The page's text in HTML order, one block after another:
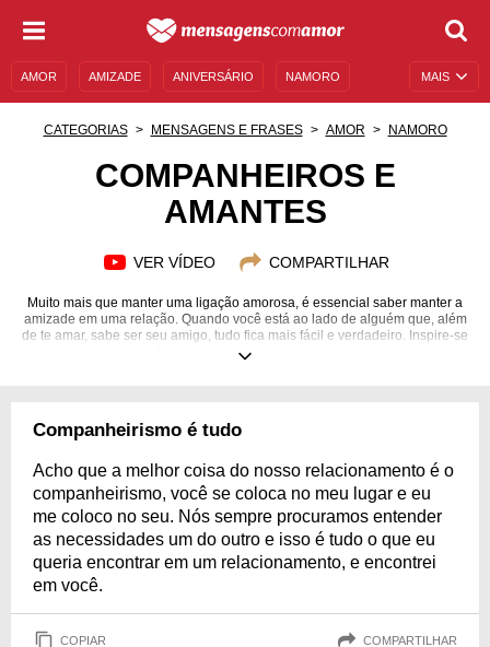
MAIS
AMOR AMIZADE ANIVERSÁRIO NAMORO
MENSAGENS DE ANIVERSÁRIO
CATEGORIAS MENSAGENS E FRASES AMOR NAMORO
COMPANHEIROS E
AMANTES
VER VÍDEO COMPARTILHAR
Muito mais que manter uma ligação amorosa, é essencial saber manter a
amizade em uma relação. Quando você está ao lado de alguém que, além
de te amar, sabe ser seu amigo, tudo fica mais fácil e verdadeiro. Inspire-se
em declarações românticas e expresse todo o seu sentimento pelo seu
Companheirismo é tudo
Acho que a melhor coisa do nosso relacionamento é o
companheirismo, você se coloca no meu lugar e eu
me coloco no seu. Nós sempre procuramos entender
as necessidades um do outro e isso é tudo o que eu
queria encontrar em um relacionamento, e encontrei
em você.
COPIAR COMPARTILHAR